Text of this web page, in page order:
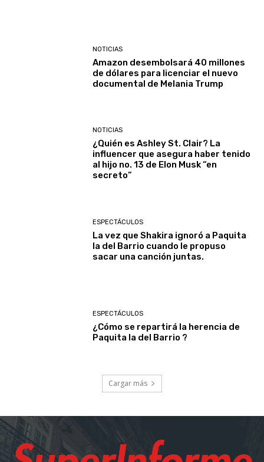
NOTICIAS
Amazon desembolsará 40 millones
de dólares para licenciar el nuevo
documental de Melania Trump
NOTICIAS
¿Quién es Ashley St. Clair? La
influencer que asegura haber tenido
al hijo no. 13 de Elon Musk “en
secreto”
ESPECTÁCULOS
La vez que Shakira ignoró a Paquita
la del Barrio cuando le propuso
sacar una canción juntas.
ESPECTÁCULOS
¿Cómo se repartirá la herencia de
Paquita la del Barrio ?
Cargar más